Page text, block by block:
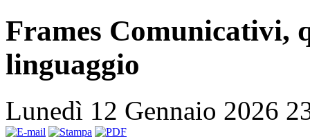
Frames Comunicativi,
linguaggio
Lunedì 12 Gennaio 2026